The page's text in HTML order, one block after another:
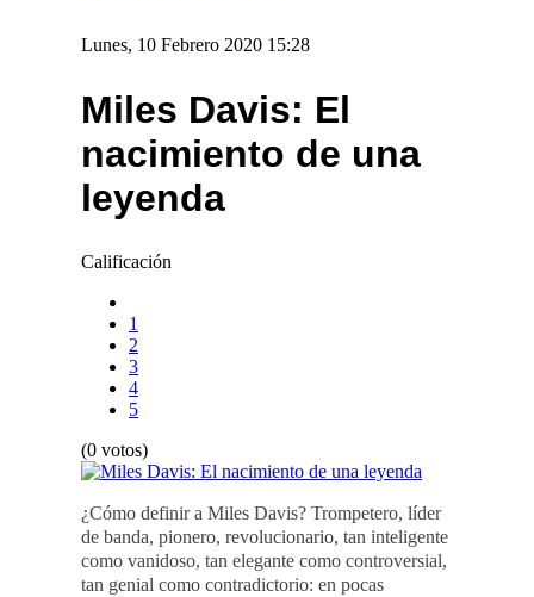
Lunes, 10 Febrero 2020 15:28
Miles Davis: El
nacimiento de una
leyenda
Calificación
1
2
3
4
5
(0 votos)
¿Cómo definir a Miles Davis? Trompetero, líder
de banda, pionero, revolucionario, tan inteligente
como vanidoso, tan elegante como controversial,
tan genial como contradictorio: en pocas